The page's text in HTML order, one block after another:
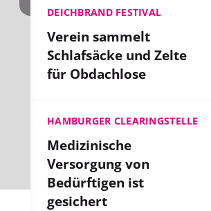
auf die Stadt. Da ist auch
Haus – als Vorbote vom
unscharf. Aber die Bilder,
DEICHBRAND FESTIVAL
Verein sammelt
Schlafsäcke und Zelte
für Obdachlose
HAMBURGER CLEARINGSTELLE
Medizinische
Versorgung von
Bedürftigen ist
gesichert